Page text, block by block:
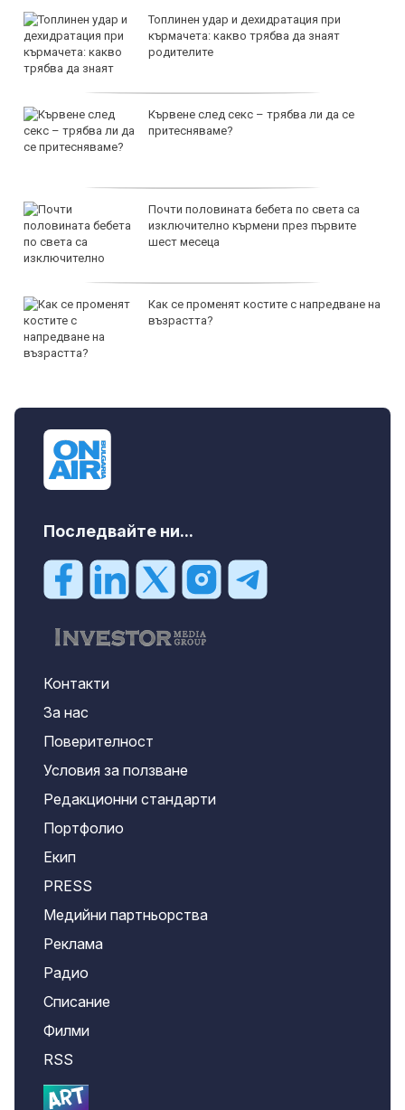
Топлинен удар и дехидратация при
кърмачета: какво трябва да знаят
родителите
Кървене след секс – трябва ли да се
притесняваме?
Почти половината бебета по света са
изключително кърмени през първите
шест месеца
Как се променят костите с напредване на
възрастта?
Последвайте ни...
Контакти
За нас
Поверителност
Условия за ползване
Редакционни стандарти
Портфолио
Екип
PRESS
Медийни партньорства
Реклама
Радио
Списание
Филми
RSS